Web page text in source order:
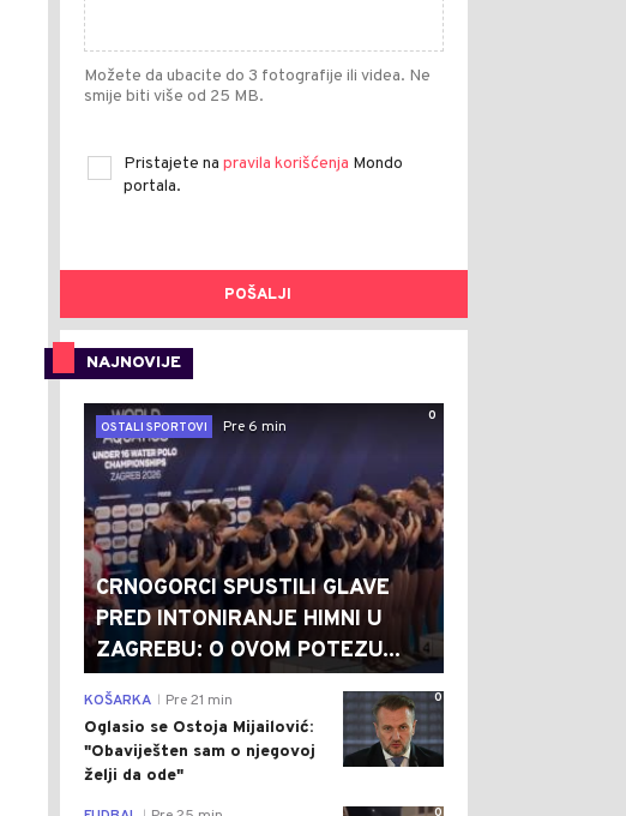
Možete da ubacite do 3 fotografije ili videa. Ne
smije biti više od 25 MB.
Pristajete na pravila korišćenja Mondo
portala.
POŠALJI
NAJNOVIJE
0
OSTALI SPORTOVI
Pre 6 min
CRNOGORCI SPUSTILI GLAVE
PRED INTONIRANJE HIMNI U
ZAGREBU: O OVOM POTEZU...
0
KOŠARKA Pre 21 min
Oglasio se Ostoja Mijailović:
"Obaviješten sam o njegovoj
želji da ode"
0